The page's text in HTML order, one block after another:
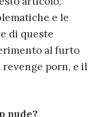
e le
di queste
al furto
porn, e il
nude?